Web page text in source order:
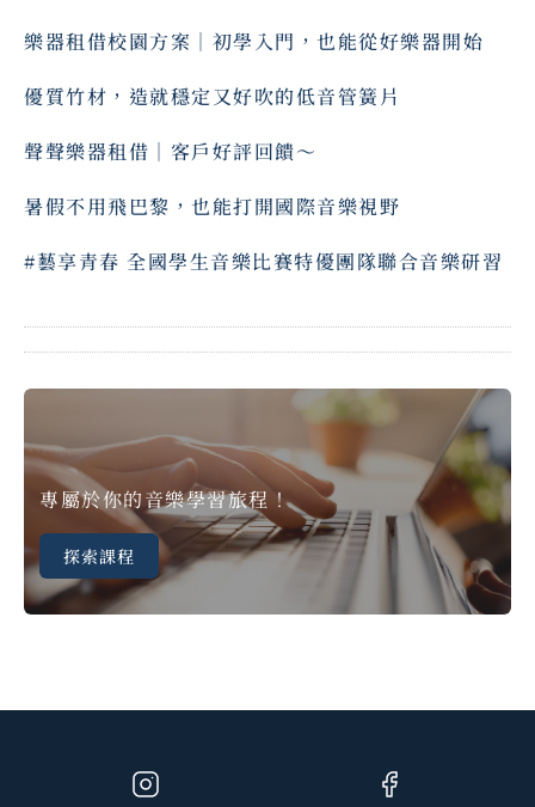
樂器租借校園方案｜初學入門，也能從好樂器開始
優質竹材，造就穩定又好吹的低音管簧片
聲聲樂器租借｜客戶好評回饋～ ⠀
暑假不用飛巴黎，也能打開國際音樂視野
#藝享青春 全國學生音樂比賽特優團隊聯合音樂研習
專屬於你的音樂學習旅程！
探索課程